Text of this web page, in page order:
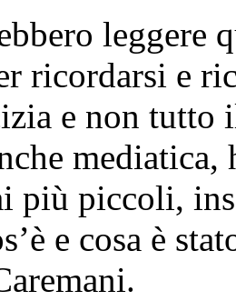
leggere
ricordarsi e
e non tutto
mediatica,
più piccoli,
e cosa è